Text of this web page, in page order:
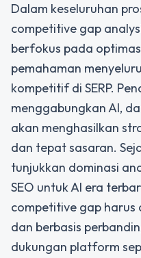
Dalam keseluruhan
competitive gap
berfokus pada
pemahaman
kompetitif di SERP.
menggabungkan AI,
akan menghasilkan
dan tepat sasaran.
tunjukkan dominasi
SEO untuk AI era
competitive gap harus
dan berbasis
dukungan platform